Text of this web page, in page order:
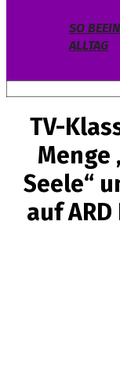
SO
ALLTAG
TV-
Menge
Seele“
auf